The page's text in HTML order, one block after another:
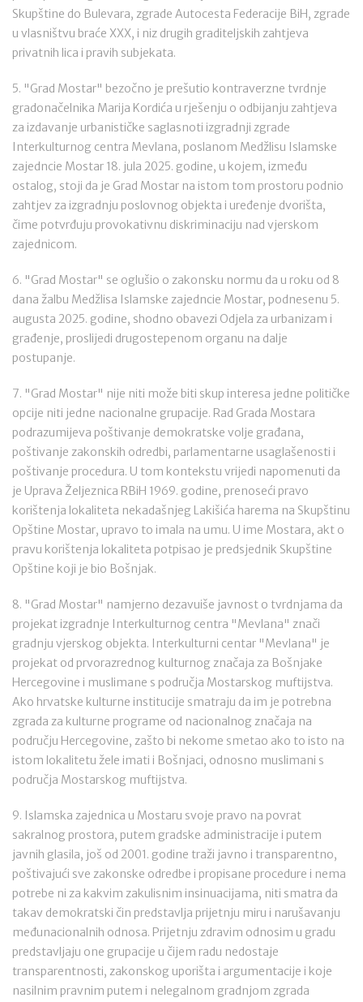
Skupštine do Bulevara, zgrade Autocesta Federacije BiH, zgrade
u vlasništvu braće XXX, i niz drugih graditeljskih zahtjeva
privatnih lica i pravih subjekata.
5. "Grad Mostar" bezočno je prešutio kontraverzne tvrdnje
gradonačelnika Marija Kordića u rješenju o odbijanju zahtjeva
za izdavanje urbanističke saglasnoti izgradnji zgrade
Interkulturnog centra Mevlana, poslanom Medžlisu Islamske
zajedncie Mostar 18. jula 2025. godine, u kojem, između
ostalog, stoji da je Grad Mostar na istom tom prostoru podnio
zahtjev za izgradnju poslovnog objekta i uređenje dvorišta,
čime potvrđuju provokativnu diskriminaciju nad vjerskom
zajednicom.
6. "Grad Mostar" se oglušio o zakonsku normu da u roku od 8
dana žalbu Medžlisa Islamske zajedncie Mostar, podnesenu 5.
augusta 2025. godine, shodno obavezi Odjela za urbanizam i
građenje, proslijedi drugostepenom organu na dalje
postupanje.
7. "Grad Mostar" nije niti može biti skup interesa jedne političke
opcije niti jedne nacionalne grupacije. Rad Grada Mostara
podrazumijeva poštivanje demokratske volje građana,
poštivanje zakonskih odredbi, parlamentarne usaglašenosti i
poštivanje procedura. U tom kontekstu vrijedi napomenuti da
je Uprava Željeznica RBiH 1969. godine, prenoseći pravo
korištenja lokaliteta nekadašnjeg Lakišića harema na Skupštinu
Opštine Mostar, upravo to imala na umu. U ime Mostara, akt o
pravu korištenja lokaliteta potpisao je predsjednik Skupštine
Opštine koji je bio Bošnjak.
8. "Grad Mostar" namjerno dezavuiše javnost o tvrdnjama da
projekat izgradnje Interkulturnog centra "Mevlana" znači
gradnju vjerskog objekta. Interkulturni centar "Mevlana" je
projekat od prvorazrednog kulturnog značaja za Bošnjake
Hercegovine i muslimane s područja Mostarskog muftijstva.
Ako hrvatske kulturne institucije smatraju da im je potrebna
zgrada za kulturne programe od nacionalnog značaja na
području Hercegovine, zašto bi nekome smetao ako to isto na
istom lokalitetu žele imati i Bošnjaci, odnosno muslimani s
područja Mostarskog muftijstva.
9. Islamska zajednica u Mostaru svoje pravo na povrat
sakralnog prostora, putem gradske administracije i putem
javnih glasila, još od 2001. godine traži javno i transparentno,
poštivajući sve zakonske odredbe i propisane procedure i nema
potrebe ni za kakvim zakulisnim insinuacijama, niti smatra da
takav demokratski čin predstavlja prijetnju miru i narušavanju
međunacionalnih odnosa. Prijetnju zdravim odnosim u gradu
predstavljaju one grupacije u čijem radu nedostaje
transparentnosti, zakonskog uporišta i argumentacije i koje
nasilnim pravnim putem i nelegalnom gradnjom zgrada